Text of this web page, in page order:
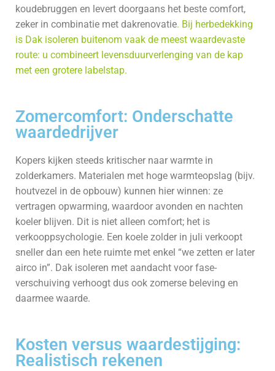
koudebruggen en levert doorgaans het beste comfort,
zeker in combinatie met dakrenovatie. Bij herbedekking
is Dak isoleren buitenom vaak de meest waardevaste
route: u combineert levensduurverlenging van de kap
met een grotere labelstap.
Zomercomfort: Onderschatte
waardedrijver
Kopers kijken steeds kritischer naar warmte in
zolderkamers. Materialen met hoge warmte­opslag (bijv.
houtvezel in de opbouw) kunnen hier winnen: ze
vertragen opwarming, waardoor avonden en nachten
koeler blijven. Dit is niet alleen comfort; het is
verkooppsychologie. Een koele zolder in juli verkoopt
sneller dan een hete ruimte met enkel “we zetten er later
airco in”. Dak isoleren met aandacht voor fase­
verschuiving verhoogt dus ook zomerse beleving en
daarmee waarde.
Kosten versus waardestijging:
Realistisch rekenen